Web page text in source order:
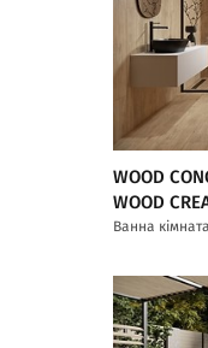
WOOD
WOOD
Ванна